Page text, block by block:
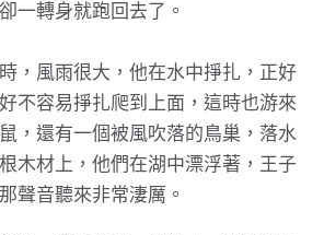
一轉身就跑回去了。
，風雨很大，他在水中掙扎，正好
不容易掙扎爬到上面，這時也游來
，還有一個被風吹落的鳥巢，落水
木材上，他們在湖中漂浮著，王子
聲音聽來非常淒厲。